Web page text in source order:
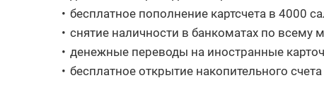
бесплатное пополнение картсчета в 4000
снятие наличности в банкоматах по всему
денежные переводы на иностранные
бесплатное открытие накопительного